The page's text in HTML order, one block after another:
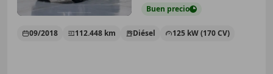
Buen precio
09/2018 112.448 km Diésel 125 kW (170 CV)